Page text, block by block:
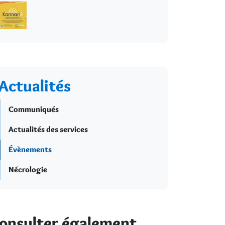
Communiqués
Actualités des services
Évènements
Nécrologie